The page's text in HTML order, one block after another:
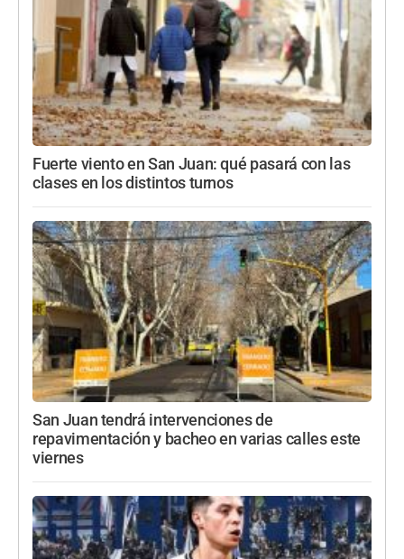
Fuerte viento en San Juan: qué pasará con las
clases en los distintos turnos
San Juan tendrá intervenciones de
repavimentación y bacheo en varias calles este
viernes